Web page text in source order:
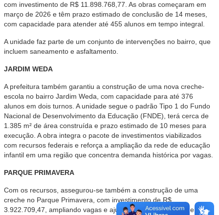
com investimento de R$ 11.898.768,77. As obras começaram em
março de 2026 e têm prazo estimado de conclusão de 14 meses,
com capacidade para atender até 455 alunos em tempo integral.
A unidade faz parte de um conjunto de intervenções no bairro, que
incluem saneamento e asfaltamento.
JARDIM WEDA
A prefeitura também garantiu a construção de uma nova creche-
escola no bairro Jardim Weda, com capacidade para até 376
alunos em dois turnos. A unidade segue o padrão Tipo 1 do Fundo
Nacional de Desenvolvimento da Educação (FNDE), terá cerca de
1.385 m² de área construída e prazo estimado de 10 meses para
execução. A obra integra o pacote de investimentos viabilizados
com recursos federais e reforça a ampliação da rede de educação
infantil em uma região que concentra demanda histórica por vagas.
PARQUE PRIMAVERA
Com os recursos, assegurou-se também a construção de uma
creche no Parque Primavera, com investimento de R$
3.922.709,47, ampliando vagas e ajudando a reduzir a fila de